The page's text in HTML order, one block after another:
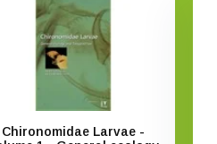
Chironomidae Larvae -